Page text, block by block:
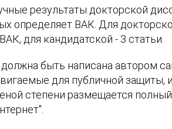
результаты докторской
определяет ВАК. Для
для кандидатской - 3 статьи.
быть написана автором
для публичной защиты,
степени размещается